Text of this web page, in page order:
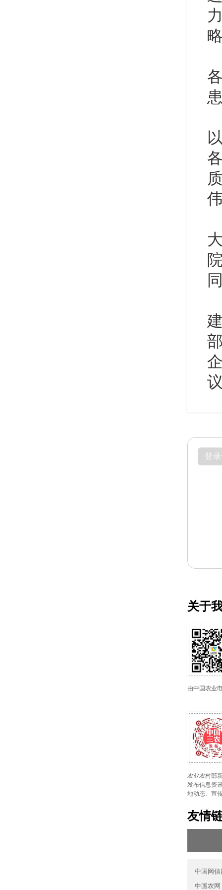
登
关于
由中国农业
农业农村部
发布信息资
地动态、宣
友情
中国网信
中国农网